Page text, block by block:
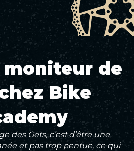
moniteur de
Bike
des Gets, c’est d’être une
et pas trop pentue, ce qui